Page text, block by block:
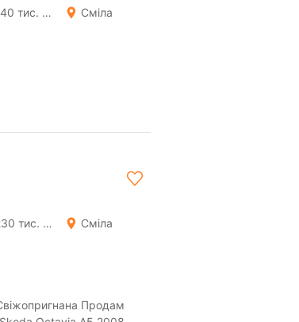
140 тис. км Сміла
230 тис. км Сміла
Продам